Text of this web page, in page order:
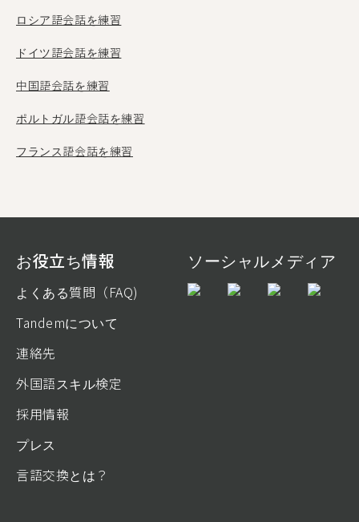
ロシア語会話を練習
ドイツ語会話を練習
中国語会話を練習
ポルトガル語会話を練習
フランス語会話を練習
お役立ち情報
よくある質問（FAQ)
Tandemについて
連絡先
外国語スキル検定
採用情報
プレス
言語交換とは？
ソーシャルメディア